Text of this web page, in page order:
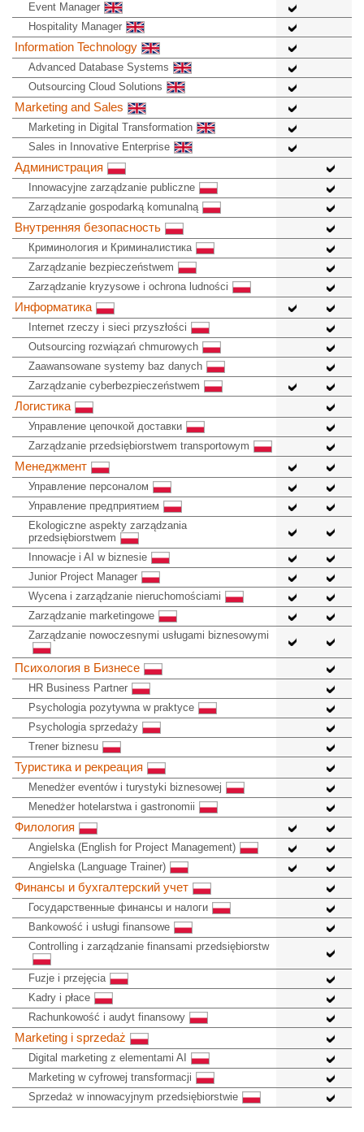
Event Manager
Hospitality Manager
Information Technology
Advanced Database Systems
Outsourcing Cloud Solutions
Marketing and Sales
Marketing in Digital Transformation
Sales in Innovative Enterprise
Администрация
Innowacyjne zarządzanie publiczne
Zarządzanie gospodarką komunalną
Внутренняя безопасность
Криминология и Криминалистика
Zarządzanie bezpieczeństwem
Zarządzanie kryzysowe i ochrona ludności
Информатика
Internet rzeczy i sieci przyszłości
Outsourcing rozwiązań chmurowych
Zaawansowane systemy baz danych
Zarządzanie cyberbezpieczeństwem
Логистика
Управление цепочкой доставки
Zarządzanie przedsiębiorstwem transportowym
Менеджмент
Управление персоналом
Управление предприятием
Ekologiczne aspekty zarządzania
przedsiębiorstwem
Innowacje i AI w biznesie
Junior Project Manager
Wycena i zarządzanie nieruchomościami
Zarządzanie marketingowe
Zarządzanie nowoczesnymi usługami biznesowymi
Психология в Бизнесе
HR Business Partner
Psychologia pozytywna w praktyce
Psychologia sprzedaży
Trener biznesu
Туристика и рекреация
Menedżer eventów i turystyki biznesowej
Menedżer hotelarstwa i gastronomii
Филология
Angielska (English for Project Management)
Angielska (Language Trainer)
Финансы и бухгалтерский учет
Государственные финансы и налоги
Bankowość i usługi finansowe
Controlling i zarządzanie finansami przedsiębiorstw
Fuzje i przejęcia
Kadry i płace
Rachunkowość i audyt finansowy
Marketing i sprzedaż
Digital marketing z elementami AI
Marketing w cyfrowej transformacji
Sprzedaż w innowacyjnym przedsiębiorstwie